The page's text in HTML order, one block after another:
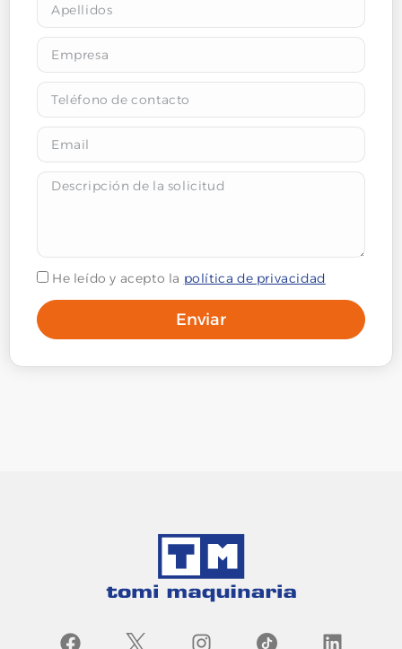
He leído y acepto la política de privacidad
Enviar